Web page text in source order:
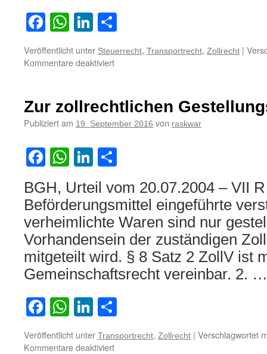
Facebook
WhatsApp
LinkedIn
Veröffentlicht unter Steuerrecht, Transportrecht, Zollrecht |
Kommentare deaktiviertfür
des
Transportunternehmers
im
Zur zollrechtlichen
Publiziert am 19. September 2016 von raskwar
Facebook
WhatsApp
LinkedIn
BGH, Urteil vom 20.07.2004 – VII
Beförderungsmittel eingeführte
verheimlichte Waren sind nur
Vorhandensein der zuständigen
mitgeteilt wird. § 8 Satz 2 ZollV ist
Gemeinschaftsrecht vereinbar. 2.
Facebook
WhatsApp
LinkedIn
Veröffentlicht unter Transportrecht, Zollrecht | Verschlagwortet
Kommentare deaktiviertfür